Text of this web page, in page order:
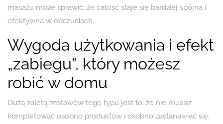
masażu może sprawić, że całość staje się bardziej spójna i
efektywna w odczuciach.
Wygoda użytkowania i efekt
„zabiegu”, który możesz
robić w domu
Dużą zaletą zestawów tego typu jest to, że nie musisz
kompletować osobno produktów i osobno zastanawiać się,